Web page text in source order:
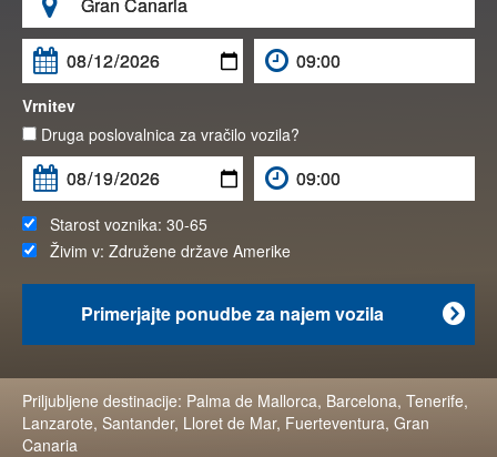

Vrnitev
Druga poslovalnica za vračilo vozila?
Starost voznika: 30-65
Živim v: Združene države Amerike

Primerjajte ponudbe za najem vozila
Priljubljene destinacije: Palma de Mallorca, Barcelona, Tenerife,
Lanzarote, Santander, Lloret de Mar, Fuerteventura, Gran
Canaria